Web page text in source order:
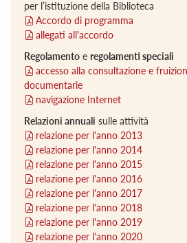
per l’istituzione della Biblioteca
Accordo di programma
allegati all'accordo
Regolamento e regolamenti speciali
accesso alla consultazione e
documentarie
navigazione Internet
Relazioni annuali sulle attività
relazione per l'anno 2013
relazione per l'anno 2014
relazione per l'anno 2015
relazione per l'anno 2016
relazione per l'anno 2017
relazione per l'anno 2018
relazione per l'anno 2019
relazione per l'anno 2020